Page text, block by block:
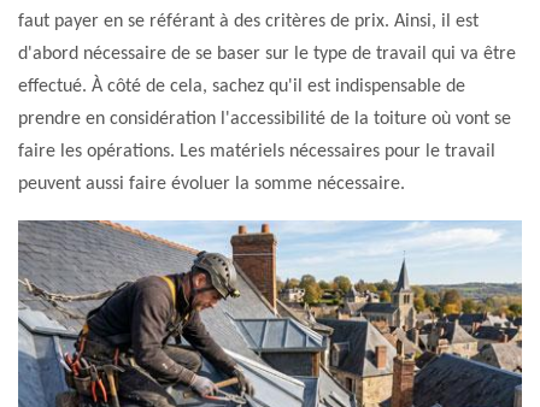
faut payer en se référant à des critères de prix. Ainsi, il est
d'abord nécessaire de se baser sur le type de travail qui va être
effectué. À côté de cela, sachez qu'il est indispensable de
prendre en considération l'accessibilité de la toiture où vont se
faire les opérations. Les matériels nécessaires pour le travail
peuvent aussi faire évoluer la somme nécessaire.